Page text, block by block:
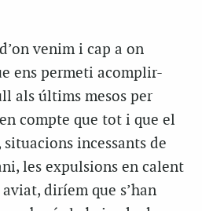
venim i cap a on
ens permeti acomplir-
als últims mesos per
compte que tot i que el
incessants de
les expulsions en calent
diríem que s’han